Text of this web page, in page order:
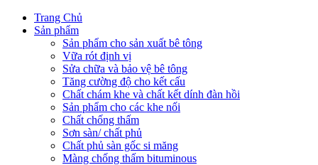
Trang Chủ
Sản phẩm
Sản phẩm cho sản xuất bê tông
Vữa rót định vị
Sửa chữa và bảo vệ bê tông
Tăng cường độ cho kết cấu
Chất chám khe và chất kết dính đàn hồi
Sản phẩm cho các khe nối
Chất chống thấm
Sơn sàn/ chất phủ
Chất phủ sàn gốc si măng
Màng chống thấm bituminous